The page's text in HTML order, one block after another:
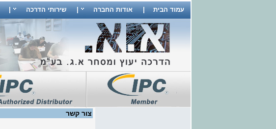
עמוד הבית | אודות החברה | שירותי הדרכה |
צור קשר